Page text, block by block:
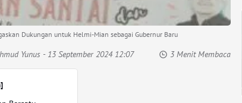
Dukungan untuk Helmi-Mian sebagai Gubernur Baru
Yunus - 13 September 2024 12:07 3 Menit Membaca